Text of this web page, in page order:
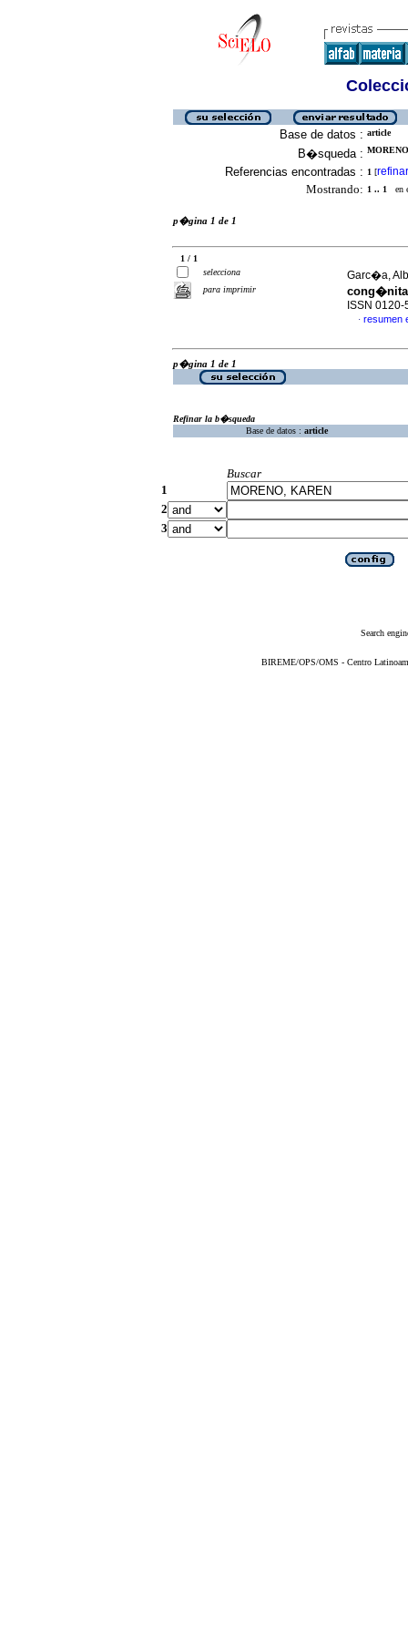
Base de datos : article
B�squeda :
Referencias encontradas : 1 [refinar
Mostrando: 1 .. 1 en
p�gina 1 de 1
1 / 1
selecciona
para imprimir
Garc�a,
ISSN 0120-
· resumen
p�gina 1 de 1
Refinar la b�squeda
Base de datos : article
Buscar
1
2
3
Search
BIREME/OPS/OMS - Centro